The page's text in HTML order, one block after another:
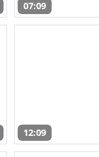
07:09
12:09